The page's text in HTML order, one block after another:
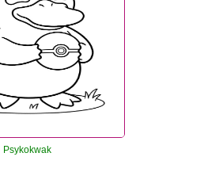
Psykokwak